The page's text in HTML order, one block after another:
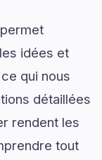
idées et
qui nous
détaillées
rendent les
tout